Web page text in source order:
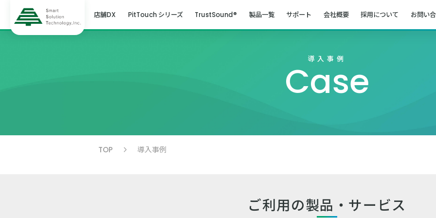
店舗DX PitTouch シリーズ TrustSound® 製品一覧 サポート 会社概要 採用について お問い
導入事例
Case
TOP 導入事例
ご利用の製品・サービス